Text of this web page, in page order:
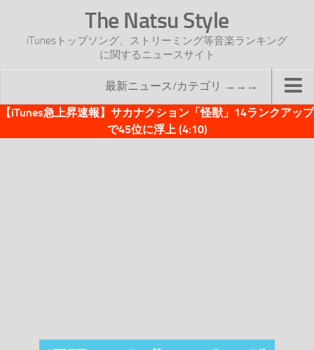
The Natsu Style
iTunesトップソング、ストリーミング等音楽ランキング
に関するニュースサイト
最新ニュース/カテゴリ →→→
TOP
注目カテゴリ
【iTunes急上昇速報】サカナクション「怪獣」14ランクアップ
で45位に浮上 (4:10)